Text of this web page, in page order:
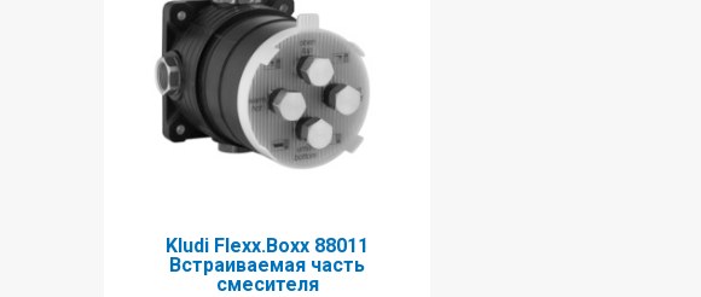
Kludi Flexx.Boxx 88011
Встраиваемая часть
смесителя